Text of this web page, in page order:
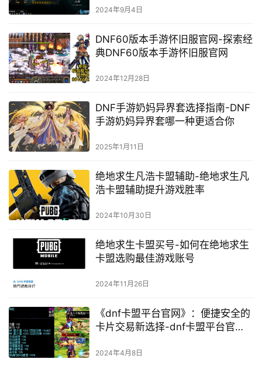
头
2024年9月4日
DNF60版本手游怀旧服官网-探索经
典DNF60版本手游怀旧服官网
2024年12月28日
DNF手游奶妈异界套选择指南-DNF
手游奶妈异界套哪一种更适合你
2025年1月11日
绝地求生凡浩卡盟辅助-绝地求生凡
浩卡盟辅助提升游戏胜率
2024年10月30日
绝地求生卡盟买号-如何在绝地求生
卡盟选购最佳游戏账号
2024年11月26日
《dnf卡盟平台官网》：便捷安全的
卡片交易新选择-dnf卡盟平台官
2024年4月8日